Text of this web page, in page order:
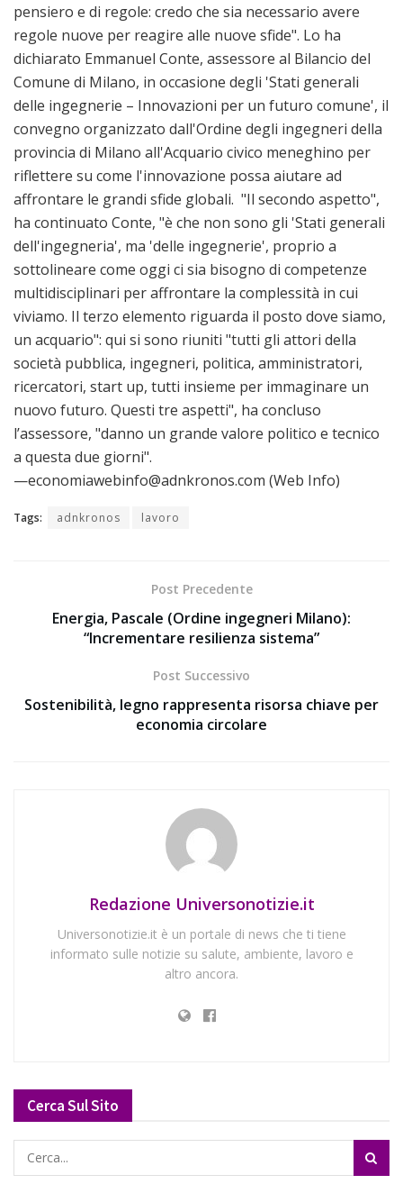
pensiero e di regole: credo che sia necessario avere
regole nuove per reagire alle nuove sfide". Lo ha
dichiarato Emmanuel Conte, assessore al Bilancio del
Comune di Milano, in occasione degli 'Stati generali
delle ingegnerie – Innovazioni per un futuro comune', il
convegno organizzato dall'Ordine degli ingegneri della
provincia di Milano all'Acquario civico meneghino per
riflettere su come l'innovazione possa aiutare ad
affrontare le grandi sfide globali. "Il secondo aspetto",
ha continuato Conte, "è che non sono gli 'Stati generali
dell'ingegneria', ma 'delle ingegnerie', proprio a
sottolineare come oggi ci sia bisogno di competenze
multidisciplinari per affrontare la complessità in cui
viviamo. Il terzo elemento riguarda il posto dove siamo,
un acquario": qui si sono riuniti "tutti gli attori della
società pubblica, ingegneri, politica, amministratori,
ricercatori, start up, tutti insieme per immaginare un
nuovo futuro. Questi tre aspetti", ha concluso
l’assessore, "danno un grande valore politico e tecnico
a questa due giorni".
—economiawebinfo@adnkronos.com (Web Info)
Tags: adnkronos lavoro
Post Precedente
Energia, Pascale (Ordine ingegneri Milano):
“Incrementare resilienza sistema”
Post Successivo
Sostenibilità, legno rappresenta risorsa chiave per
economia circolare
Redazione Universonotizie.it
Universonotizie.it è un portale di news che ti tiene
informato sulle notizie su salute, ambiente, lavoro e
altro ancora.
Cerca Sul Sito